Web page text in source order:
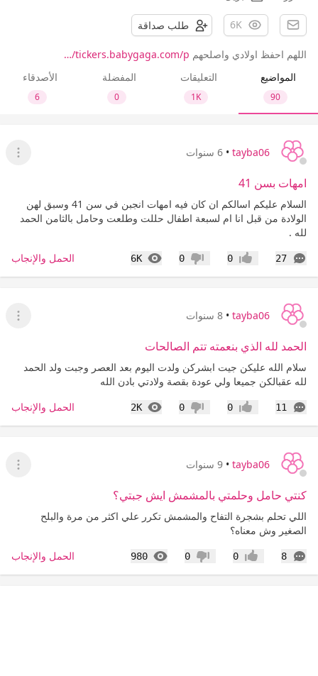
6K طلب صداقة
اللهم احفظ اولادي واصلحهم tickers.babygaga.com/p/…
المواضيع
90
التعليقات
1K
المفضلة
0
الأصدقاء
6
tayba06
• 6 سنوات
عرض
امهات بسن 41
السلام عليكم اسالكم ان كان فيه امهات انجبن في سن 41 وسبق لهن
الولادة من قبل انا ام لسبعة اطفال حللت وطلعت وحامل بالثامن الحمد
لله .
27
التعليقات إعجاب0 عدم إعجاب
0
6K
المشاهدات الحمل والإنجاب
tayba06
• 8 سنوات
عرض
الحمد لله الذي بنعمته تتم الصالحات
سلام الله عليكن جيت ابشركن ولدت اليوم بعد العصر وجبت ولد الحمد
لله عقبالكن جميعا ولي عودة بقصة ولادتي بادن الله
11
التعليقات إعجاب0 عدم إعجاب
0
2K
المشاهدات الحمل والإنجاب
tayba06
• 9 سنوات
عرض
كنتي حامل وحلمتي بالمشمش ايش جبتي؟
اللي تحلم بشجرة التفاح والمشمش تكرر علي اكثر من مرة والبلح
الصغير وش معناه؟
8
التعليقات إعجاب0 عدم إعجاب
0
980
المشاهدات الحمل والإنجاب